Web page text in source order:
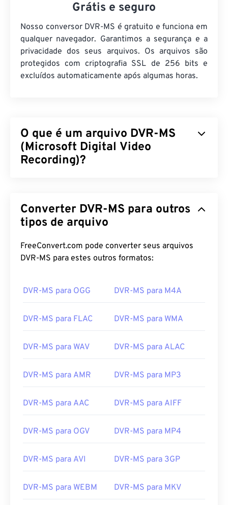
Grátis e seguro
Nosso conversor DVR-MS é gratuito e funciona em
qualquer navegador. Garantimos a segurança e a
privacidade dos seus arquivos. Os arquivos são
protegidos com criptografia SSL de 256 bits e
excluídos automaticamente após algumas horas.
O que é um arquivo DVR-MS
(Microsoft Digital Video
Recording)?
da gravação de conteúdo televisivo (TV) por um
Stream Buffer Engine (SBE)
armazenar gravações de TV capturadas por
produtos Microsoft. Em 2008 (com o Windows 7), o
DVR-MS pode ser aberto com o Windows Media
Microsoft recomenda usar o seguinte utilitário para
\Windows\ehome\WTVConverter.exe.
MS incluemo VLC media player,o Cyberlink
Cyberlink PowerProducer .
Lançamento inicial:2004
Converter DVR-MS para outros
tipos de arquivo
FreeConvert.com pode converter seus arquivos
DVR-MS para estes outros formatos:
DVR-MS para OGG DVR-MS para M4A
DVR-MS para FLAC DVR-MS para WMA
DVR-MS para WAV DVR-MS para ALAC
DVR-MS para AMR DVR-MS para MP3
DVR-MS para AAC DVR-MS para AIFF
DVR-MS para OGV DVR-MS para MP4
DVR-MS para AVI DVR-MS para 3GP
DVR-MS para WEBM DVR-MS para MKV